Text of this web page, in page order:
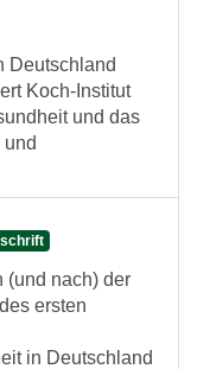
Deutschland
Koch-Institut
und das
(und nach) der
ersten
in Deutschland